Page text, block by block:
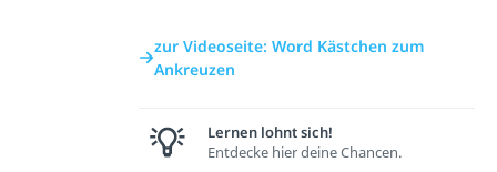
zur Videoseite: Word Kästchen zum
Ankreuzen
Lernen lohnt sich!
Entdecke hier deine Chancen.